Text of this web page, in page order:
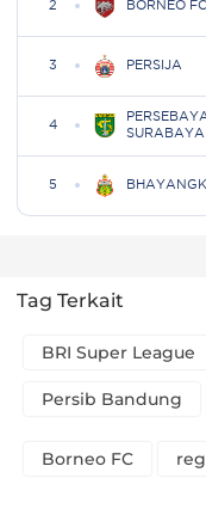
Tag Terkait
BRI Super League
Persib Bandung
Borneo FC reg